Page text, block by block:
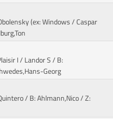
(ex: Windows / Caspar
I / Landor S/ B:
Georg
/ B: Ahlmann,Nico / Z: